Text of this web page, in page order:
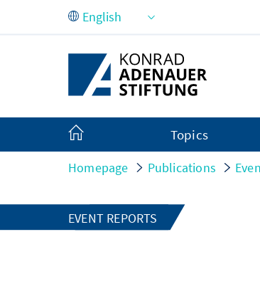
Skip to Main Content
Topics
Homepage Publications
EVENT REPORTS